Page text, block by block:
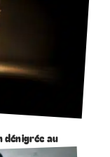
dénigrée au